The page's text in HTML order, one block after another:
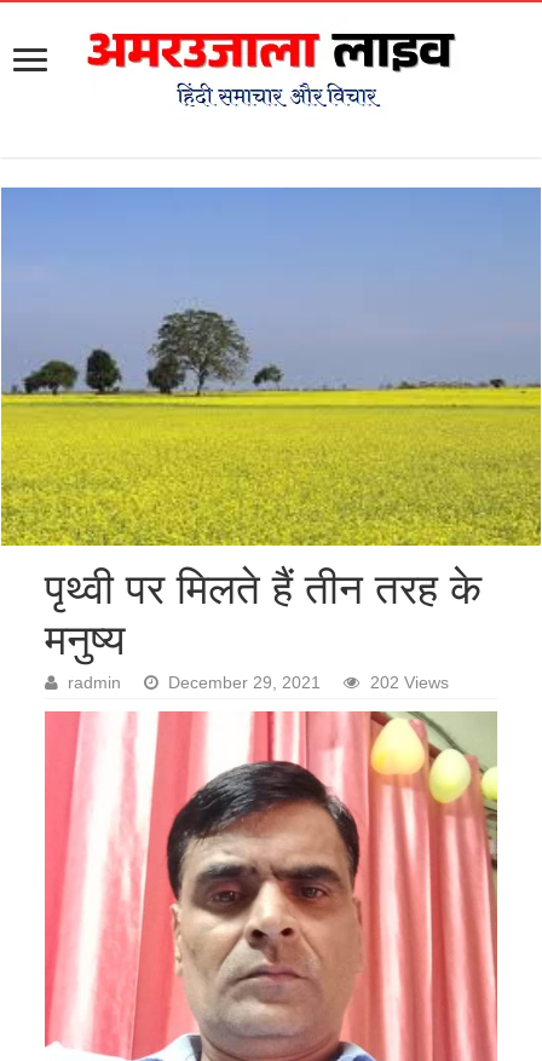
पृथ्वी पर मिलते हैं तीन तरह के
मनुष्य
radmin December 29, 2021 202 Views